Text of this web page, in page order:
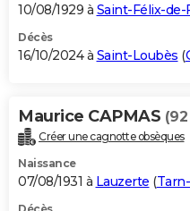
10/08/1929 à Saint-Félix-de-
Décès
16/10/2024 à Saint-Loubès (
Maurice CAPMAS
Créer une cagnotte obsèques
Naissance
07/08/1931 à Lauzerte (